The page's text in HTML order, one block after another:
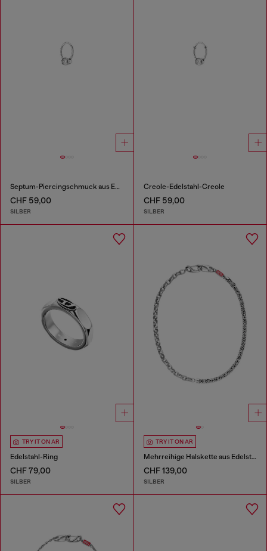
Septum-Piercingschmuck aus Edelstahl
CHF 59,00
SILBER
Creole-Edelstahl-Creole
CHF 59,00
SILBER
TRY IT ON AR
Edelstahl-Ring
CHF 79,00
SILBER
TRY IT ON AR
Mehrreihige Halskette aus Edelstahl
CHF 139,00
SILBER